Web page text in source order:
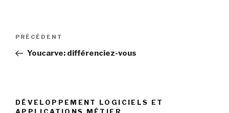
Navigation
l’article
Article
précédent
PRÉCÉDENT
Youcarve: différenciez-vous
DÉVELOPPEMENT LOGICIELS ET